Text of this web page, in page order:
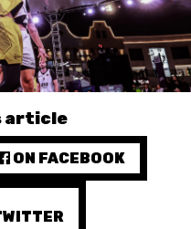
article
ON FACEBOOK